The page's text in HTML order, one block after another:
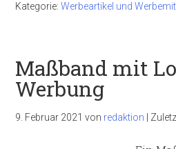
Kategorie:Werbeartikel und
Maßband mit
Werbung
9. Februar 2021 von redaktion